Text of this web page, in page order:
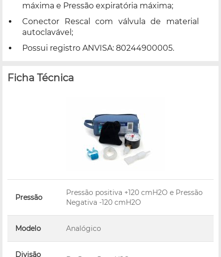
máxima e Pressão expiratória máxima;
Conector Rescal com válvula de material
autoclavável;
Possui registro ANVISA: 80244900005.
Ficha Técnica
Pressão
Pressão positiva +120 cmH2O e Pressão
Negativa -120 cmH2O
Modelo Analógico
Divisão